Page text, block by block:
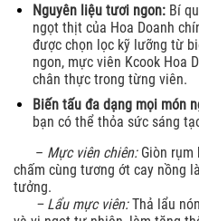
Nguyên liệu tươi ngon: Bí
ngọt thịt của Hoa Doanh
được chọn lọc kỹ lưỡng từ
ngon, mực viên Kcook Hoa
chân thực trong từng viên.
Biến tấu đa dạng mọi món
bạn có thể thỏa sức sáng
– Mực viên chiên:Giòn rụm
chấm cùng tương ớt cay nồng
tưởng.
– Lẩu mực viên:Thả lẩu